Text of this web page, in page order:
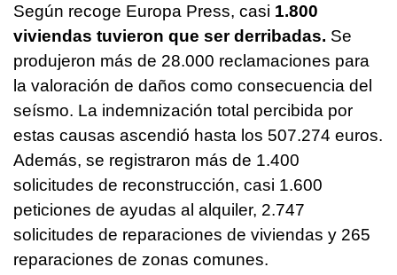
Según recoge Europa Press, casi 1.800
viviendas tuvieron que ser derribadas. Se
produjeron más de 28.000 reclamaciones para
la valoración de daños como consecuencia del
seísmo. La indemnización total percibida por
estas causas ascendió hasta los 507.274 euros.
Además, se registraron más de 1.400
solicitudes de reconstrucción, casi 1.600
peticiones de ayudas al alquiler, 2.747
solicitudes de reparaciones de viviendas y 265
reparaciones de zonas comunes.